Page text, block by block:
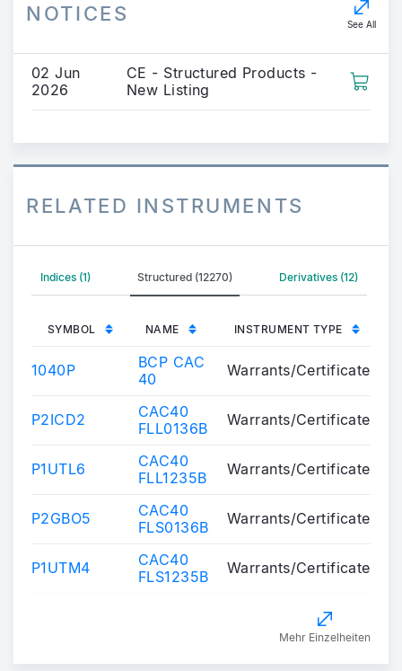
NOTICES See All
02 Jun
2026
CE - Structured Products -
New Listing
RELATED INSTRUMENTS
Indices (1) Structured (12270) Derivatives (12)
SYMBOL NAME INSTRUMENT TYPE
1040P
BCP CAC
40
Warrants/Certificates
P2ICD2
CAC40
FLL0136B
Warrants/Certificates
P1UTL6
CAC40
FLL1235B
Warrants/Certificates
P2GBO5
CAC40
FLS0136B
Warrants/Certificates
P1UTM4
CAC40
FLS1235B
Warrants/Certificates
Mehr Einzelheiten